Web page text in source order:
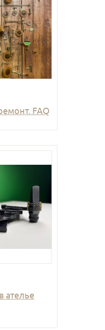
FAQ
ателье